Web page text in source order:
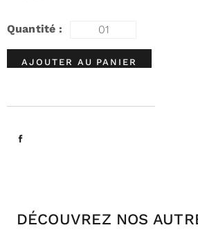
AJOUTER AU PANIER
DÉCOUVREZ NOS